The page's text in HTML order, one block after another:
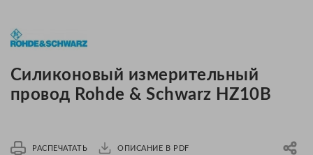
Силиконовый измерительный
провод Rohde & Schwarz HZ10B
РАСПЕЧАТАТЬ ОПИСАНИЕ В PDF